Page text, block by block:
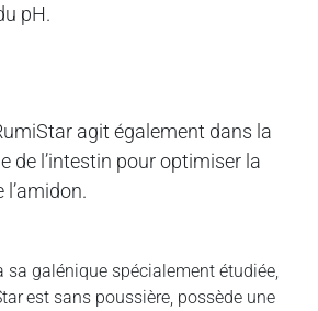
pH.
agit également dans la
de l’intestin pour optimiser la
sa galénique spécialement étudiée,
est sans poussière, possède une